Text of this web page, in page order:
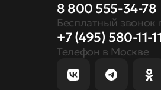
8 800 555-34-78
Бесплатный звонок
+7 (495) 580-11-
Телефон в Москве